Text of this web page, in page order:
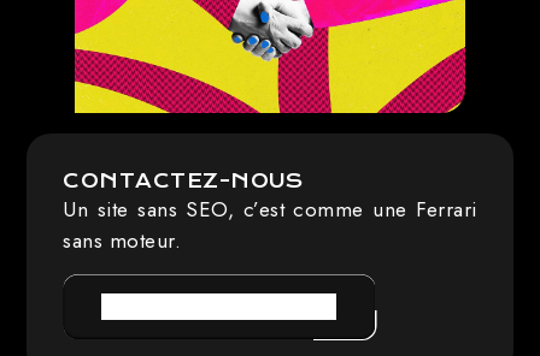
CONTACTEZ-NOUS
Un site sans SEO, c’est comme une Ferrari
sans moteur.